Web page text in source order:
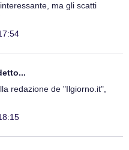
ma gli scatti
redazione de "Ilgiorno.it",